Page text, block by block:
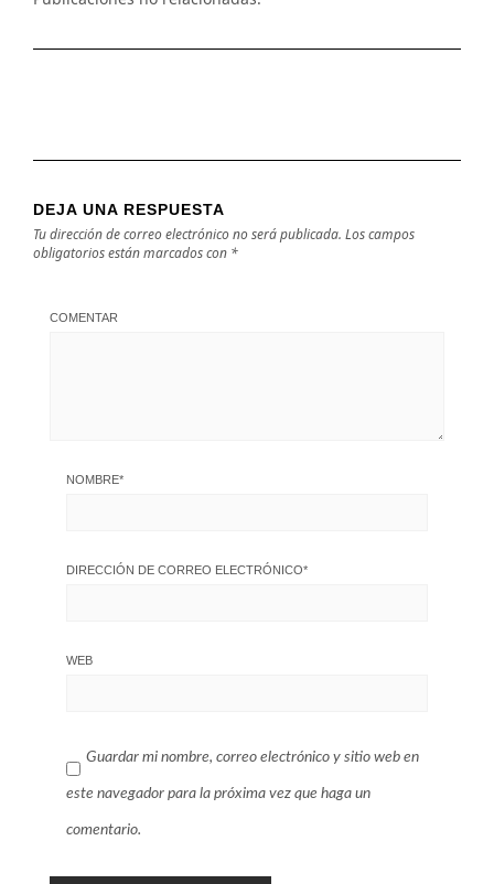
DEJA UNA RESPUESTA
Tu dirección de correo electrónico no será publicada. Los campos
obligatorios están marcados con *
COMENTAR
NOMBRE*
DIRECCIÓN DE CORREO ELECTRÓNICO*
WEB
Guardar mi nombre, correo electrónico y sitio web en
este navegador para la próxima vez que haga un
comentario.